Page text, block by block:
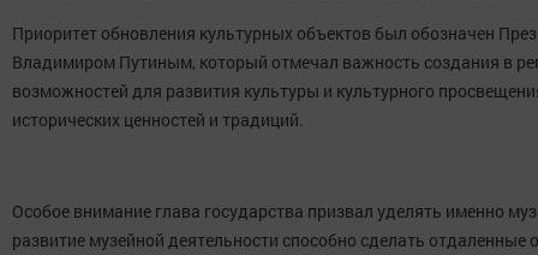
Приоритет обновления культурных объектов был обозначен
Владимиром Путиным, который отмечал важность создания в
возможностей для развития культуры и культурного
исторических ценностей и традиций.
Особое внимание глава государства призвал уделять именно
развитие музейной деятельности способно сделать отдаленные